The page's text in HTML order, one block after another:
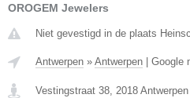
OROGEM Jewelers
Niet gevestigd in de plaats
Antwerpen » Antwerpen Google
Vestingstraat 38, 2018 Antwerpen